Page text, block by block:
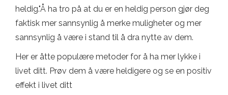
heldig."Å ha tro på at du er en heldig person gjør deg
faktisk mer sannsynlig å merke muligheter og mer
sannsynlig å være i stand til å dra nytte av dem.
Her er åtte populære metoder for å ha mer lykke i
livet ditt. Prøv dem å være heldigere og se en positiv
effekt i livet ditt